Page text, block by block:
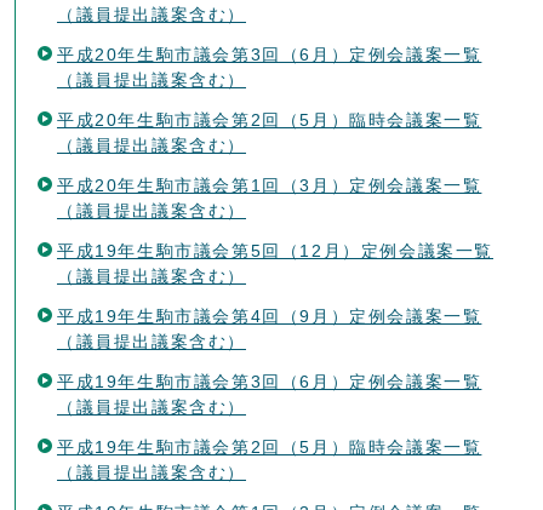
（議員提出議案含む）
平成20年生駒市議会第3回（6月）定例会議案一覧
（議員提出議案含む）
平成20年生駒市議会第2回（5月）臨時会議案一覧
（議員提出議案含む）
平成20年生駒市議会第1回（3月）定例会議案一覧
（議員提出議案含む）
平成19年生駒市議会第5回（12月）定例会議案一覧
（議員提出議案含む）
平成19年生駒市議会第4回（9月）定例会議案一覧
（議員提出議案含む）
平成19年生駒市議会第3回（6月）定例会議案一覧
（議員提出議案含む）
平成19年生駒市議会第2回（5月）臨時会議案一覧
（議員提出議案含む）